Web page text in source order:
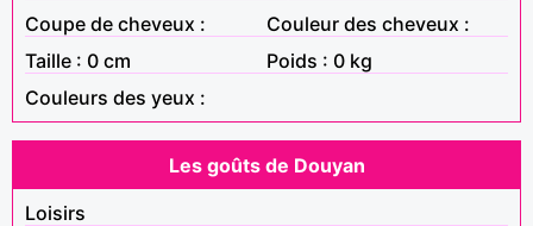
Coupe de cheveux :
Couleur des cheveux :
Taille : 0 cm
Poids : 0 kg
Couleurs des yeux :
Les goûts de Douyan
Loisirs